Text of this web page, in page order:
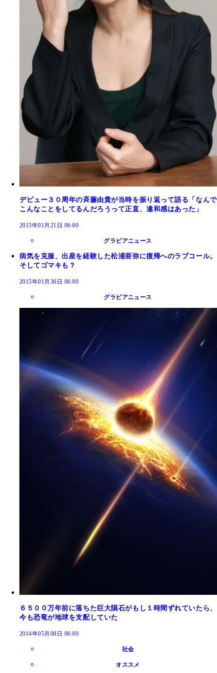
デビュー３０周年の斉藤由貴が当時を振り返って語る「なんで
こんなことをしてるんだろうって正直、違和感はあった」
2015年01月21日 06:00
グラビアニュース
病気を克服、出産を経験した松浦亜弥に復帰へのラブコール。
そしてゴマキも？
2015年01月30日 06:00
グラビアニュース
６５００万年前に落ちた巨大隕石がもし１時間ずれていたら、
今も恐竜が地球を支配していた
2014年05月08日 06:00
社会
オススメ